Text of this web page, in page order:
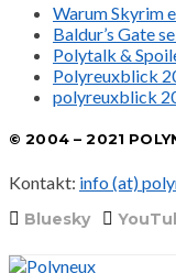
Warum Skyrim
Baldur’s Gate
Polytalk &
Polyreuxblick
polyreuxblick
© 2004 – 2021
Kontakt: info (at)
Bluesky